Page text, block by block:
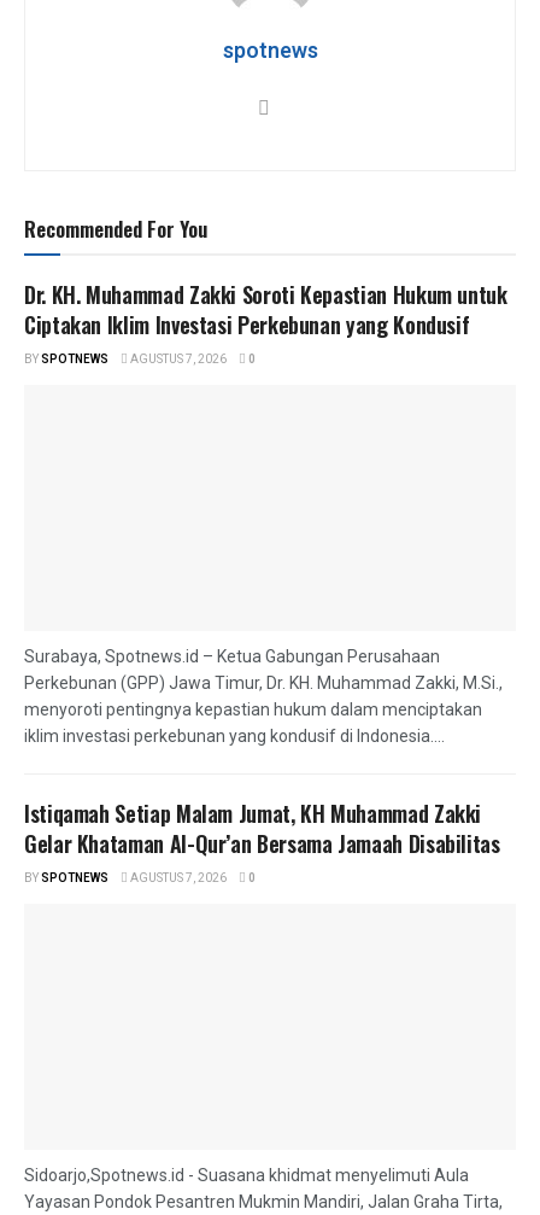
spotnews
Recommended For You
Dr. KH. Muhammad Zakki Soroti Kepastian Hukum untuk
Ciptakan Iklim Investasi Perkebunan yang Kondusif
BYSPOTNEWS AGUSTUS 7, 2026 0
Surabaya, Spotnews.id – Ketua Gabungan Perusahaan
Perkebunan (GPP) Jawa Timur, Dr. KH. Muhammad Zakki, M.Si.,
menyoroti pentingnya kepastian hukum dalam menciptakan
iklim investasi perkebunan yang kondusif di Indonesia....
Istiqamah Setiap Malam Jumat, KH Muhammad Zakki
Gelar Khataman Al-Qur’an Bersama Jamaah Disabilitas
BYSPOTNEWS AGUSTUS 7, 2026 0
Sidoarjo,Spotnews.id - Suasana khidmat menyelimuti Aula
Yayasan Pondok Pesantren Mukmin Mandiri, Jalan Graha Tirta,